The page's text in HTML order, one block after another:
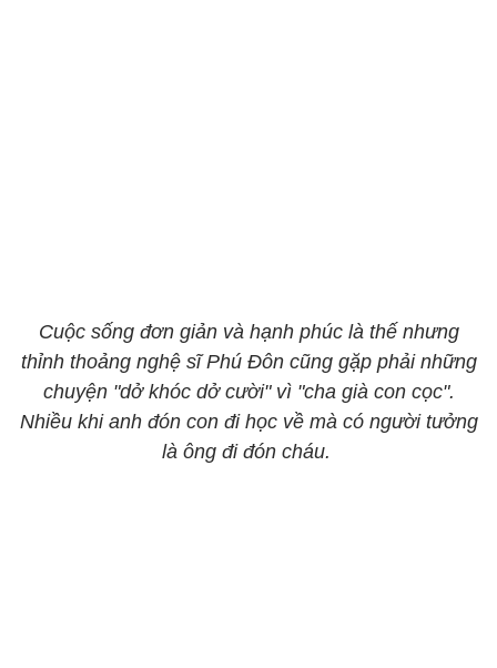
Cuộc sống đơn giản và hạnh phúc là thế nhưng
thỉnh thoảng nghệ sĩ Phú Đôn cũng gặp phải những
chuyện "dở khóc dở cười" vì "cha già con cọc".
Nhiều khi anh đón con đi học về mà có người tưởng
là ông đi đón cháu.